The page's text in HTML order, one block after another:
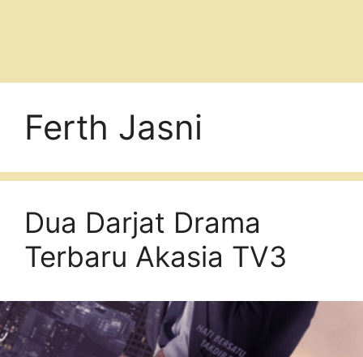
Ferth Jasni
Dua Darjat Drama
Terbaru Akasia TV3